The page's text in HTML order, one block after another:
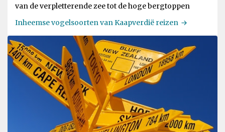
van de verpletterende zee tot de hoge bergtoppen
Inheemse vogelsoorten van Kaapverdië reizen